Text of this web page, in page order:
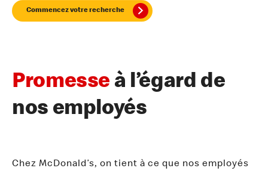
Commencez votre recherche
Promesse à l’égard de
nos employés
Chez McDonald’s, on tient à ce que nos employés